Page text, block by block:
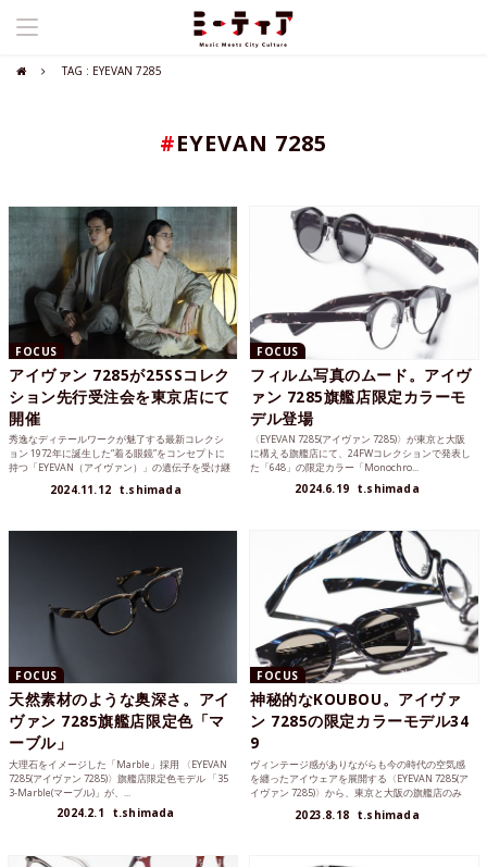
TAG : EYEVAN 7285
#EYEVAN 7285
FOCUS
アイヴァン 7285が25SSコレク
ション先行受注会を東京店にて
開催
秀逸なディテールワークが魅了する最新コレクシ
ョン 1972年に誕生した“着る眼鏡”をコンセプトに
持つ「EYEVAN（アイヴァン）」の遺伝子を受け継
2024.11.12 t.shimada
FOCUS
フィルム写真のムード。アイヴ
ァン 7285旗艦店限定カラーモ
デル登場
〈EYEVAN 7285(アイヴァン 7285)〉が東京と大阪
に構える旗艦店にて、24FWコレクションで発表し
た「648」の限定カラー「Monochro...
2024.6.19 t.shimada
FOCUS
天然素材のような奥深さ。アイ
ヴァン 7285旗艦店限定色「マ
ーブル」
大理石をイメージした「Marble」採用 〈EYEVAN
7285(アイヴァン 7285)〉旗艦店限定色モデル 「35
3-Marble(マーブル)」が、...
2024.2.1 t.shimada
FOCUS
神秘的なKOUBOU。アイヴァ
ン 7285の限定カラーモデル34
9
ヴィンテージ感がありながらも今の時代の空気感
を纏ったアイウェアを展開する〈EYEVAN 7285(ア
イヴァン 7285)〉から、東京と大阪の旗艦店のみ
2023.8.18 t.shimada